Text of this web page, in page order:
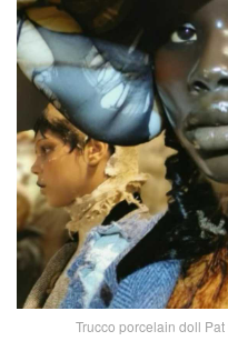
Trucco porcelain doll